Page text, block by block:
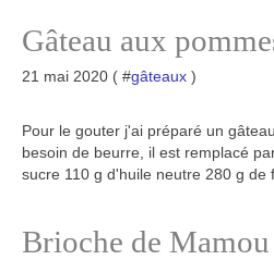
Gâteau aux
21 mai 2020 ( #gâteaux )
Pour le gouter j'ai préparé un
besoin de beurre, il est remplacé
sucre 110 g d'huile neutre 280 g de
Brioche de Mamou